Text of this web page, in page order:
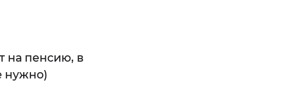
на пенсию, в
нужно)